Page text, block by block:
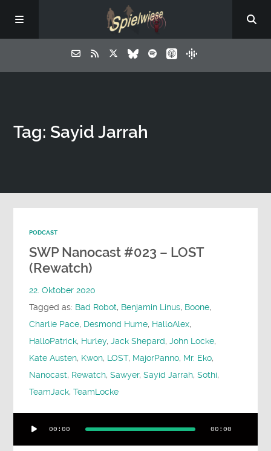
Tag: Sayid Jarrah
PODCAST
SWP Nanocast #023 – LOST
(Rewatch)
22. Oktober 2020
Tagged as: Bad Robot, Benjamin Linus, Boone,
Charlie Pace, Desmond Hume, HalloAlex,
HalloPatrick, Hurley,Jack Shepard,John Locke,
Kate Austen, Kwon, LOST, MajorPanno, Mr. Eko,
Nanocast, Rewatch,Sawyer,Sayid Jarrah,Sothi,
TeamJack,TeamLocke
Player
00:00 00:00